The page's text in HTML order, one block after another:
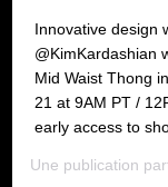
Innovative design
@KimKardashian
Mid Waist Thong
21 at 9AM PT /
early access to
Une publication